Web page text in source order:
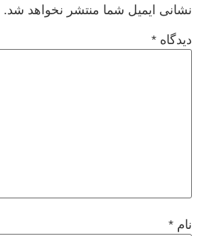
نشانی ایمیل شما منتشر نخواهد شد.
دیدگاه *
نام *